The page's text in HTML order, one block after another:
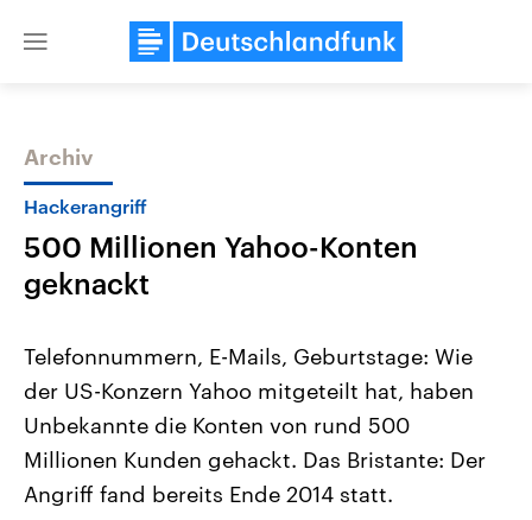
Close
Themen
Landtagswahl Sachsen-Anhalt
2026
Alle Informationen
Sachsen-Anhalt wählt am 6.
September 2026 einen neuen
Landtag. Seit 2021 wird das
Aktuelle Beiträge,
Hintergründe
Wirtschaftlich und
gehören die Vereinigten
den mächtigsten Ländern
Archiv
Hackerangriff
500 Millionen Yahoo-Konten
geknackt
Telefonnummern, E-Mails, Geburtstage: Wie
der US-Konzern Yahoo mitgeteilt hat, haben
Unbekannte die Konten von rund 500
Millionen Kunden gehackt. Das Bristante: Der
Angriff fand bereits Ende 2014 statt.